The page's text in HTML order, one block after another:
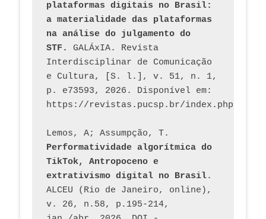
plataformas digitais no Brasil:
a materialidade das plataformas
na análise do julgamento do
STF.
GALÁxIA. Revista
Interdisciplinar de Comunicação
e Cultura, [S. l.], v. 51, n. 1,
p. e73593, 2026. Disponível em:
Performatividade algorítmica do
TikTok, Antropoceno e
extrativismo digital no Brasil.
ALCEU (Rio de Janeiro, online),
v. 26, n.58, p.195-214,